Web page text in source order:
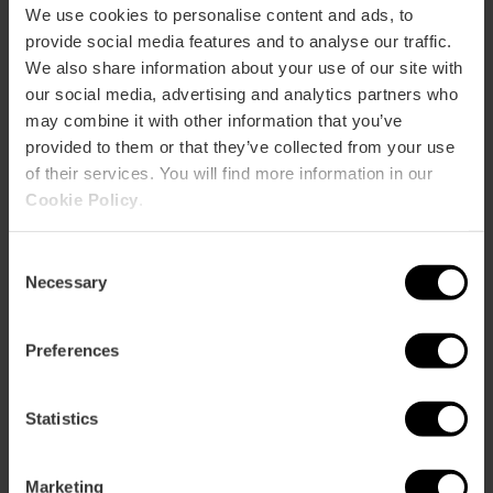
We use cookies to personalise content and ads, to
provide social media features and to analyse our traffic.
We also share information about your use of our site with
our social media, advertising and analytics partners who
may combine it with other information that you’ve
provided to them or that they’ve collected from your use
of their services. You will find more information in our
Cookie Policy
Selection
Necessary
Preferences
Statistics
Marketing
emblematici come la Lonja, la Piazza del Municipio, la
spiaggia di Malvarrosa o i Giardini Viveros. E non
dimenticare di condividerli con l'hashtag
#VisitValencia
Más información